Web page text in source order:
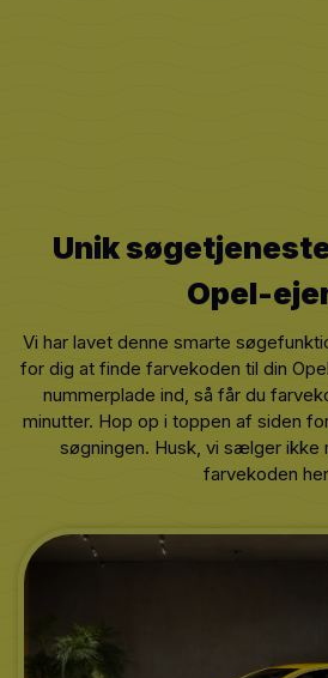
Unik
Opel-
Vi har lavet denne smarte
for dig at finde farvekoden til din
nummerplade ind, så får du
minutter. Hop op i toppen af siden
søgningen. Husk, vi sælger ikke
farvekoden